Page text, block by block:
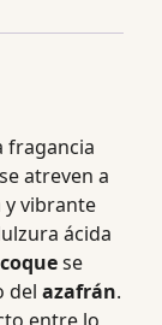
fragancia
atreven a
y vibrante
ácida
se
del azafrán.